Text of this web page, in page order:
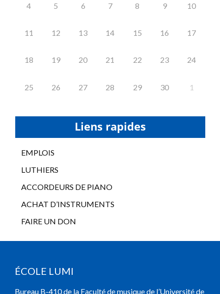
4 5 6 7 8 9 10
11 12 13 14 15 16 17
18 19 20 21 22 23 24
25 26 27 28 29 30 1
Liens rapides
EMPLOIS
LUTHIERS
ACCORDEURS DE PIANO
ACHAT D’INSTRUMENTS
FAIRE UN DON
ÉCOLE LUMI
Bureau B-410 de la Faculté de musique de l’Université de